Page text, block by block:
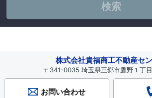
検索
株式会社貴福商工不動産セ
〒341-0035 埼玉県三郷市鷹野１丁
お問い合わせ